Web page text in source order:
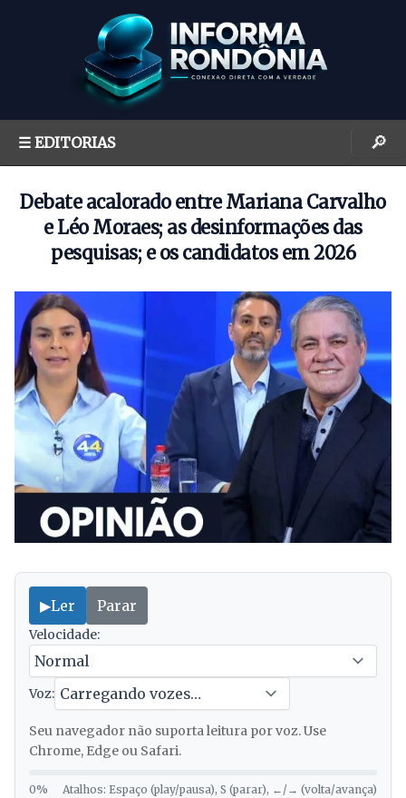
☰ EDITORIAS 🔎
Debate acalorado entre Mariana Carvalho
e Léo Moraes; as desinformações das
pesquisas; e os candidatos em 2026
▶Ler Parar
Velocidade:
Voz:
Seu navegador não suporta leitura por voz. Use
Chrome, Edge ou Safari.
0% Atalhos: Espaço (play/pausa), S (parar), ←/→ (volta/avança)